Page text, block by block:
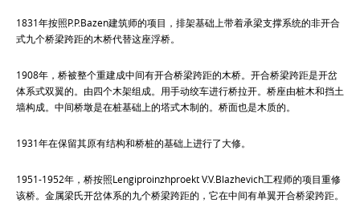
1831年按照P.P.Bazen建筑师的项目，排架基础上带着承梁支撑系统的非开合
式九个桥梁跨距的木桥代替这座浮桥。
1908年，桥被整个重建成中间有开合桥梁跨距的木桥。开合桥梁跨距是开岔
体系式双翼的。由四个木架组成。用手动绞车进行桥拉开。桥座由桩木和挡土
墙构成。中间桥墩是在桩基础上的塔式木制的。桥面也是木质的。
1931年在保留其原有结构和桥桩的基础上进行了大修。
1951-1952年，桥按照Lengiproinzhproekt V.V.Blazhevich工程师的项目重修
该桥。金属梁氏开岔体系的九个桥梁跨距的，它在中间有单翼开合桥梁跨距。